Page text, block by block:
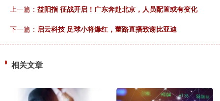
上一篇： 益阳指 征战开启！广东奔赴北京，人员配置或有变化
下一篇： 启云科技 足球小将爆红，董路直播致谢比亚迪
相关文章